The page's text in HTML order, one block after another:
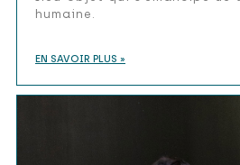
humaine.
EN SAVOIR PLUS »